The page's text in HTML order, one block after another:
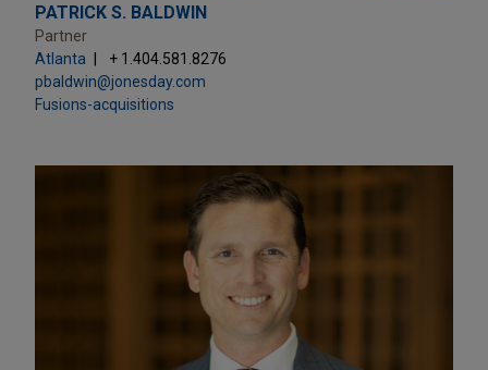
PATRICK S. BALDWIN
Partner
Atlanta
+ 1.404.581.8276
pbaldwin@jonesday.com
Fusions-acquisitions